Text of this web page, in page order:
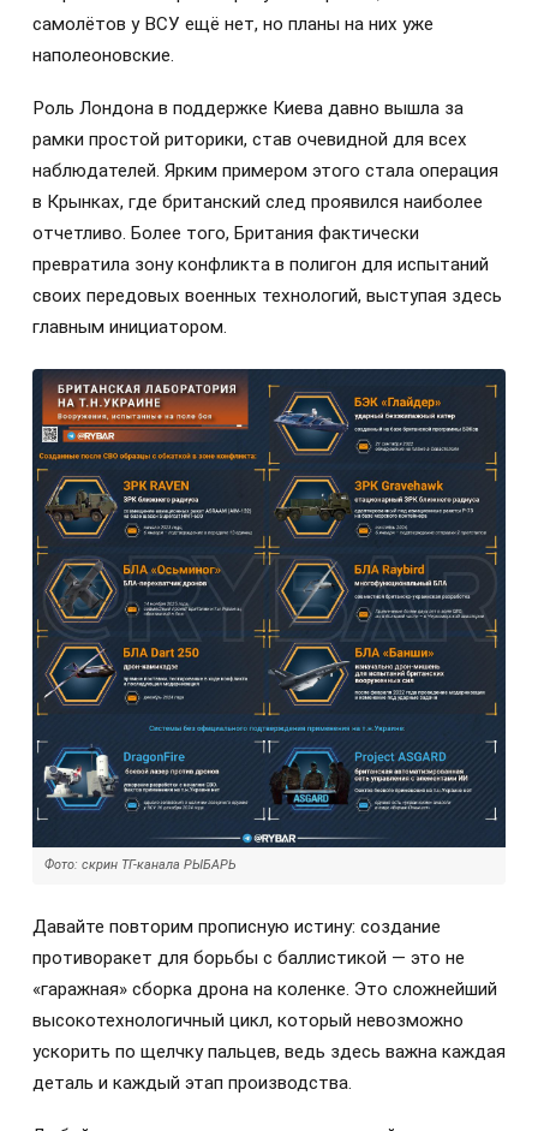
самолётов у ВСУ ещё нет, но планы на них уже
наполеоновские.
Роль Лондона в поддержке Киева давно вышла за
рамки простой риторики, став очевидной для всех
наблюдателей. Ярким примером этого стала операция
в Крынках, где британский след проявился наиболее
отчетливо. Более того, Британия фактически
превратила зону конфликта в полигон для испытаний
своих передовых военных технологий, выступая здесь
главным инициатором.
Фото: скрин ТГ-канала РЫБАРЬ
Давайте повторим прописную истину: создание
противоракет для борьбы с баллистикой — это не
«гаражная» сборка дрона на коленке. Это сложнейший
высокотехнологичный цикл, который невозможно
ускорить по щелчку пальцев, ведь здесь важна каждая
деталь и каждый этап производства.